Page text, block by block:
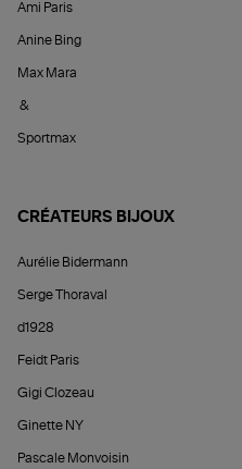
Ami Paris
Anine Bing
Max Mara
&
Sportmax
CRÉATEURS BIJOUX
Aurélie Bidermann
Serge Thoraval
d1928
Feidt Paris
Gigi Clozeau
Ginette NY
Pascale Monvoisin